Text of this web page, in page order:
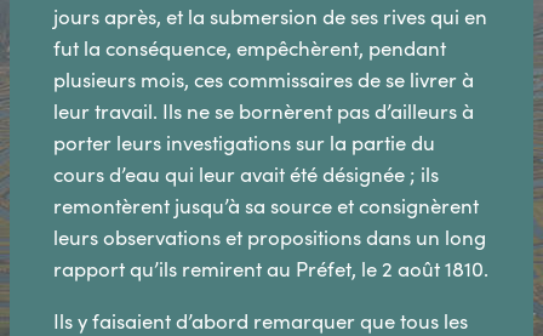
jours après, et la submersion de ses rives qui en
fut la conséquence, empêchèrent, pendant
plusieurs mois, ces commissaires de se livrer à
leur travail. Ils ne se bornèrent pas d’ailleurs à
porter leurs investigations sur la partie du
cours d’eau qui leur avait été désignée ; ils
remontèrent jusqu’à sa source et consignèrent
leurs observations et propositions dans un long
rapport qu’ils remirent au Préfet, le 2 août 1810.
Ils y faisaient d’abord remarquer que tous les